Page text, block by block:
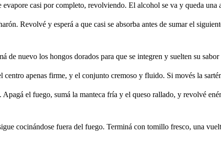
casi por completo, revolviendo. El alcohol se va y queda una
Revolvé y esperá a que casi se absorba antes de sumar el
de nuevo los hongos dorados para que se integren y suelten su sabor
centro apenas firme, y el conjunto cremoso y fluido. Si movés la
Apagá el fuego, sumá la manteca fría y el queso rallado, y revolvé
cocinándose fuera del fuego. Terminá con tomillo fresco, una